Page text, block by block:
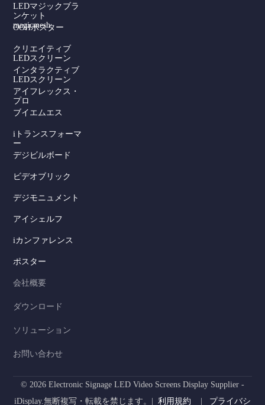
LEDマジックブラ
ンケット
magicmesh
OOHポスター
クリエイティブ
LEDスクリーン
インタラクティブ
LEDスクリーン
アイフレックス・
プロ
ブイエムエス
iトランスフォーマ
ー
デジビルボード
ビデオブリック
デジモニュメント
アイシェルフ
iカンファレンス
ポスター
会社概要
ダウンロード
ソリューション
お問い合わせ
© 2026 Electronic Signage LED Video Screens Display Supplier -
iDisplay.無断複写・転載を禁じます。| 利用規約 プライバシ
Spanish
German
Dutch
Serbian